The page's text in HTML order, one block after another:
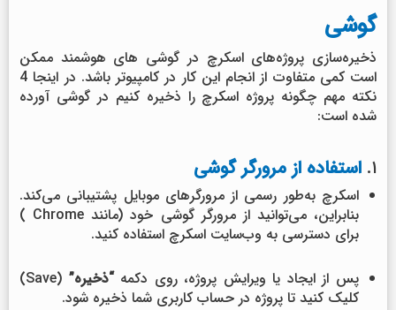
گوشی
ذخیره‌سازی پروژه‌های اسکرچ در گوشی های هوشمند ممکن
است کمی متفاوت از انجام این کار در کامپیوتر باشد. در اینجا 4
نکته مهم چگونه پروژه اسکرچ را ذخیره کنیم در گوشی آورده
شده است:
۱. استفاده از مرورگر گوشی
اسکرچ به‌طور رسمی از مرورگرهای موبایل پشتیبانی می‌کند.
بنابراین، می‌توانید از مرورگر گوشی خود (مانند Chrome )
برای دسترسی به وب‌سایت اسکرچ استفاده کنید.
پس از ایجاد یا ویرایش پروژه، روی دکمه“ذخیره”
(Save)
کلیک کنید تا پروژه در حساب کاربری شما ذخیره شود.